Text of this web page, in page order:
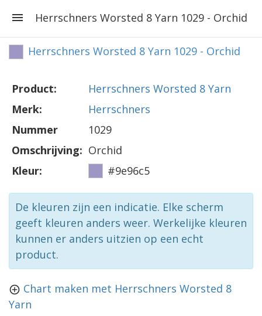
Herrschners Worsted 8 Yarn 1029 - Orchid
Herrschners Worsted 8 Yarn 1029 - Orchid
Product:
Herrschners Worsted 8 Yarn
Merk:
Herrschners
Nummer
1029
Omschrijving: Orchid
Kleur:
#9e96c5
De kleuren zijn een indicatie. Elke scherm
geeft kleuren anders weer. Werkelijke kleuren
kunnen er anders uitzien op een echt
product.
Chart maken met Herrschners Worsted 8
Yarn